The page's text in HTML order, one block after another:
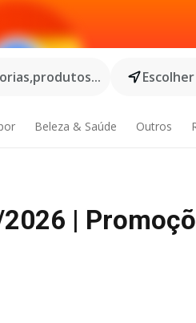
Beleza & Saúde Outros
|